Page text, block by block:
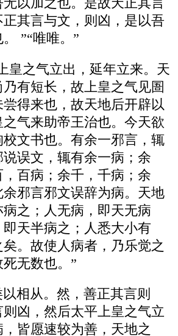
以加之也。是故天正其言
其言与文，则凶，是以吾
”“唯唯。”
皇之气立出，延年立来。天
有短长，故上皇之气见圄
得来也，故天地后开辟以
气来助帝王治也。今天欲
文书也。有余一邪言，辄
误文，辄有余一病；余
百病；余千，千病；余
邪言邪文误辞为病。天地
之；人无病，即天无病
天半病之；人悉大小有
。故使人病者，乃乐觉之
无数也。”
相从。然，善正其言则
凶，然后太平上皇之气立
皆愿速较为善，天地之